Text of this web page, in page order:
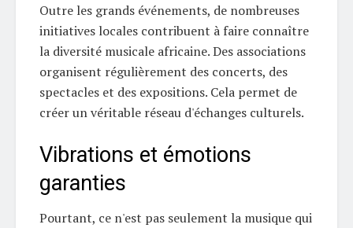
Outre les grands événements, de nombreuses
initiatives locales contribuent à faire connaître
la diversité musicale africaine. Des associations
organisent régulièrement des concerts, des
spectacles et des expositions. Cela permet de
créer un véritable réseau d'échanges culturels.
Vibrations et émotions
garanties
Pourtant, ce n'est pas seulement la musique qui